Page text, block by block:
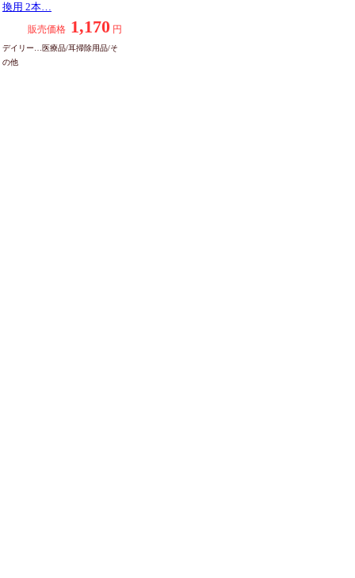
換用 2本…
販売価格 1,170 円
デイリー…医療品/耳掃除用品/そ
の他